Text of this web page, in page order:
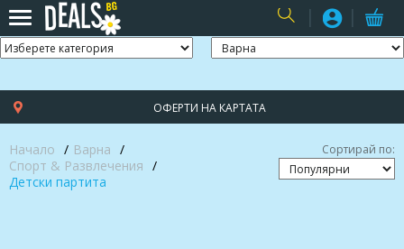
ОФЕРТИ НА КАРТАТА
Начало
Варна
Спорт & Развлечения
Детски партита
Сортирай по: